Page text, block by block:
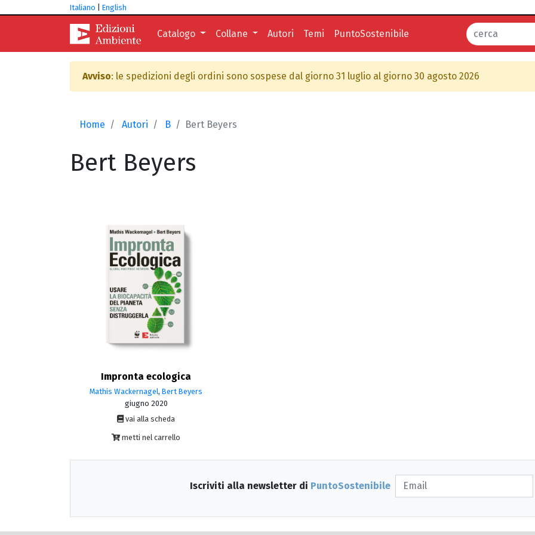
Italiano English
Catalogo Collane Autori Temi PuntoSostenibile
Avviso: le spedizioni degli ordini sono sospese dal giorno 31 luglio al giorno 30 agosto 2026
Home Autori B Bert Beyers
Bert Beyers
Impronta ecologica
Mathis Wackernagel, Bert Beyers
giugno 2020
vai alla scheda
metti nel carrello
Iscriviti alla newsletter di PuntoSostenibile